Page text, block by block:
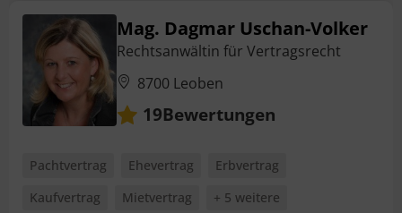
Mag. Dagmar Uschan-Volker
Rechtsanwältin für Vertragsrecht
8700 Leoben
19Bewertungen
Pachtvertrag Ehevertrag
Erbvertrag
Kaufvertrag
Mietvertrag + 5 weitere